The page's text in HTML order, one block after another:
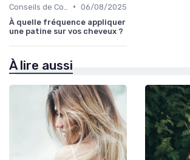
• 06/08/2025
À quelle fréquence appliquer
une patine sur vos cheveux ?
À lire aussi